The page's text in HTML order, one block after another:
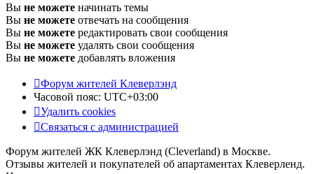
Вы не можете начинать темы
Вы не можете отвечать на сообщения
Вы не можете редактировать свои сообщения
Вы не можете удалять свои сообщения
Вы не можете добавлять вложения
Форум жителей Клеверлэнд
Часовой пояс: UTC+03:00
Удалить cookies
Связаться с администрацией
Форум жителей ЖК Клеверлэнд (Cleverland) в Москве.
Отзывы жителей и покупателей об апартаментах Клеверленд.